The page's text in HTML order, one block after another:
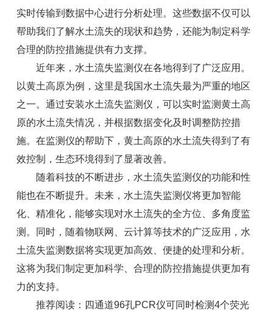
实时传输到数据中心进行分析处理。这些数据不仅可以
帮助我们了解水土流失的现状和趋势，还能为制定科学
合理的防控措施提供有力支撑。
近年来， 水土流失监测仪在各地得到了广泛应用。
以黄土高原为例，这里是我国水土流失最为严重的地区
之一。通过安装水土流失监测仪，可以实时监测黄土高
原的水土流失情况，并根据数据变化及时调整防控措
施。在监测仪的帮助下，黄土高原的水土流失得到了有
效控制，生态环境得到了显著改善。
随着科技的不断进步，水土流失监测仪的功能和性
能也在不断提升。未来，水土流失监测仪将更加智能
化、精准化，能够实现对水土流失的全方位、多角度监
测。同时，随着物联网、云计算等技术的广泛应用，水
土流失监测数据将实现更加高效、便捷的处理和分析。
这将为我们制定更加科学、合理的防控措施提供更加有
力的支持。
推荐阅读： 四通道96孔PCR仪可同时检测4个荧光